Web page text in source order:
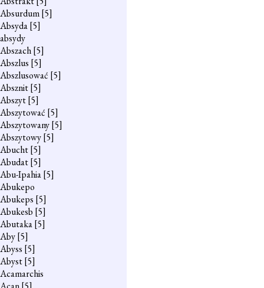
Absurdum[5]
Absyda[5]
absydy
Abszach[5]
Abszlus [5]
Abszlusować [5]
Absznit[5]
Abszyt[5]
Abszytować [5]
Abszytowany[5]
Abszytowy[5]
Abucht[5]
Abudat[5]
Abu-Ipahia[5]
Abukepo
Abukeps [5]
Abukesb [5]
Abutaka[5]
Aby[5]
Abyss [5]
Abyst[5]
Acamarchis